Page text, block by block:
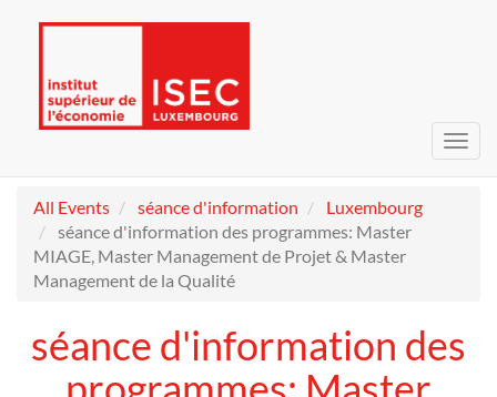
All Events
séance d'information
Luxembourg
séance d'information des programmes: Master
MIAGE, Master Management de Projet & Master
Management de la Qualité
séance d'information des